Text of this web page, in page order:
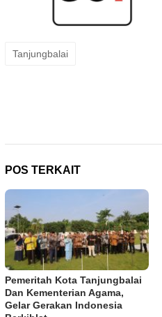
Tanjungbalai
POS TERKAIT
Pemeritah Kota Tanjungbalai
Dan Kementerian Agama,
Gelar Gerakan Indonesia